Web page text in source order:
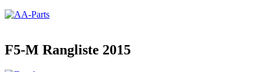
F5-M Rangliste 2015